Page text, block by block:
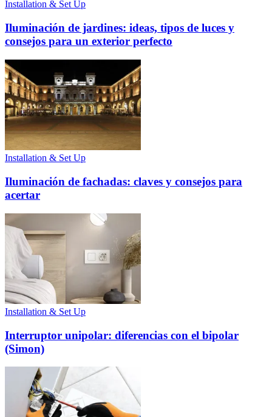
Installation & Set Up
Iluminación de jardines: ideas, tipos de luces y
consejos para un exterior perfecto
Installation & Set Up
Iluminación de fachadas: claves y consejos para
acertar
Installation & Set Up
Interruptor unipolar: diferencias con el bipolar
(Simon)